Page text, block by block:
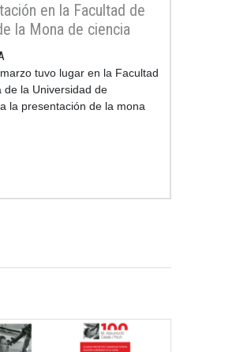
en la Facultad de
la Mona de ciencia
tuvo lugar en la Facultad
de la Universidad de
la presentación de la mona
científicas entre los más